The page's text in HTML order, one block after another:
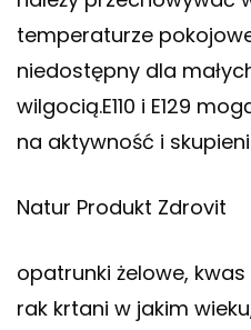
temperaturze
niedostępny dla
wilgocią.E110 i E129
na aktywność i
Natur Produkt Zdrovit
opatrunki żelowe,
rak krtani w jakim